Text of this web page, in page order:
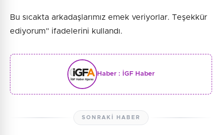
Bu sıcakta arkadaşlarımız emek veriyorlar. Teşekkür
ediyorum” ifadelerini kullandı.
Haber : İGF Haber
SONRAKI HABER